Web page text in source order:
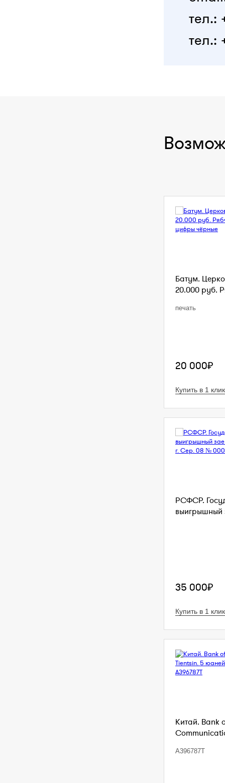
тел.:
тел.:
Батум.
20.000 руб.
печать
20 000₽
Купить в 1 клик
РСФСР.
выигрышный
35 000₽
Купить в 1 клик
Китай. Bank
A396787T